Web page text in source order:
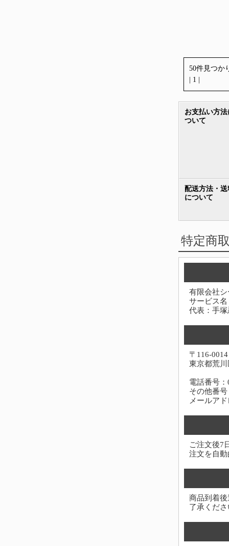
50件見つか
| 1 |
お支払い方法
ついて
配送方法・送
について
特定商
有限会社シ
サービス
代表：手塚
〒116-0014
東京都荒
電話番号
その他番
メールア
ご注文後7
注文を自
商品到着
了承くだ